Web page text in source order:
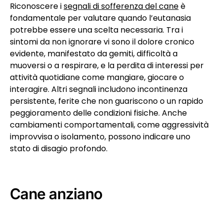
Riconoscere isegnali di sofferenza del caneè
fondamentale per valutare quando l’eutanasia
potrebbe essere una scelta necessaria. Tra i
sintomi da non ignorare vi sono il dolore cronico
evidente, manifestato da gemiti, difficoltà a
muoversi o a respirare, e la perdita di interessi per
attività quotidiane come mangiare, giocare o
interagire. Altri segnali includono incontinenza
persistente, ferite che non guariscono o un rapido
peggioramento delle condizioni fisiche. Anche
cambiamenti comportamentali, come aggressività
improvvisa o isolamento, possono indicare uno
stato di disagio profondo.
Cane anziano